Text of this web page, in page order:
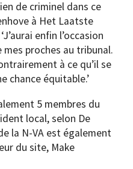
de criminel dans ce
à Het Laatste
enfin l’occasion
proches au tribunal.
à ce qu’il se
chance équitable.’
5 membres du
local, selon De
la N-VA est également
du site, Make